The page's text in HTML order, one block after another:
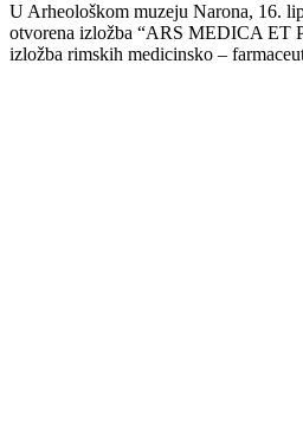
U Arheološkom muzeju Narona, 16.
otvorena izložba “ARS MEDICA
izložba rimskih medicinsko –